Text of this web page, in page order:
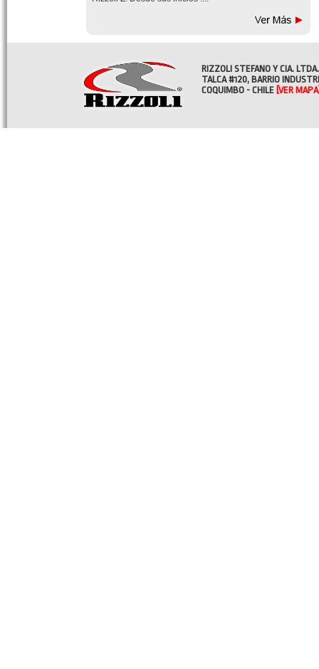
RIZZOLI STEFANO Y CIA. LTDA.
TALCA #120, BARRIO
COQUIMBO - CHILE [VER